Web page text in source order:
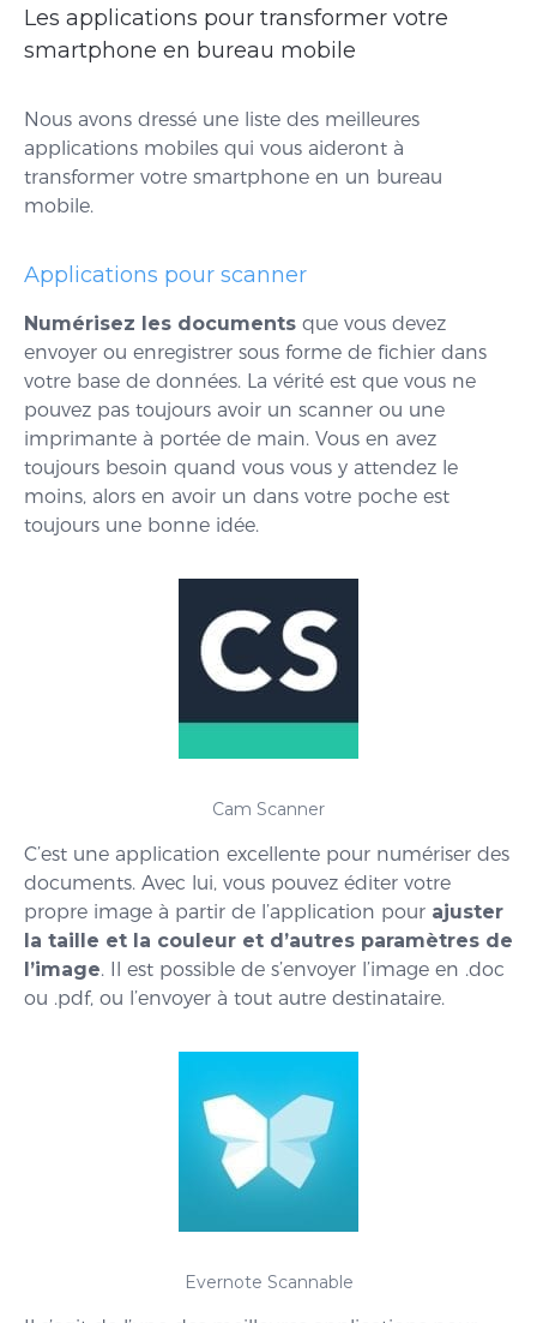
Les applications pour transformer votre
smartphone en bureau mobile
Nous avons dressé une liste des meilleures
applications mobiles qui vous aideront à
transformer votre smartphone en un bureau
mobile.
Applications pour scanner
Numérisez les documents que vous devez
envoyer ou enregistrer sous forme de fichier dans
votre base de données. La vérité est que vous ne
pouvez pas toujours avoir un scanner ou une
imprimante à portée de main. Vous en avez
toujours besoin quand vous vous y attendez le
moins, alors en avoir un dans votre poche est
toujours une bonne idée.
Cam Scanner
C’est une application excellente pour numériser des
documents. Avec lui, vous pouvez éditer votre
propre image à partir de l’application pour ajuster
la taille et la couleur et d’autres paramètres de
l’image. Il est possible de s’envoyer l’image en .doc
ou .pdf, ou l’envoyer à tout autre destinataire.
Evernote Scannable